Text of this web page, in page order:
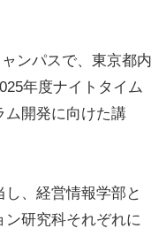
ンパスで、東京都内
年度ナイトタイム
ム開発に向けた講
、経営情報学部と
研究科それぞれに